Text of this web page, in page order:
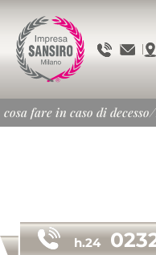
cosa fare in caso di decesso/
h.24